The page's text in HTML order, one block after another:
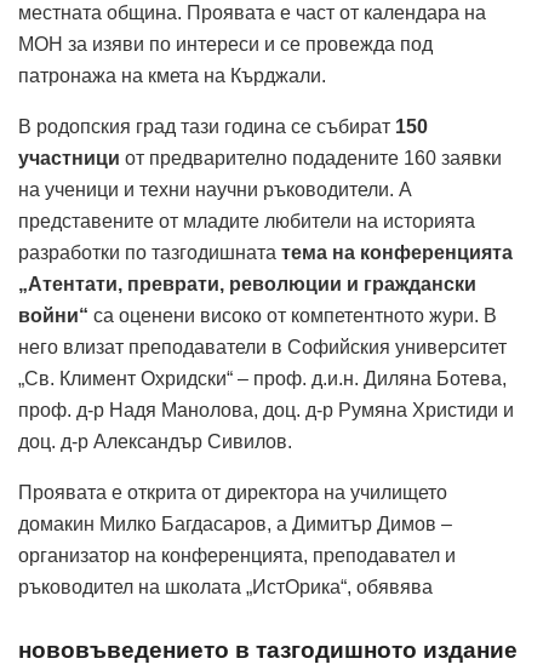
местната община. Проявата е част от календара на
МОН за изяви по интереси и се провежда под
патронажа на кмета на Кърджали.
В родопския град тази година се събират 150
участници от предварително подадените 160 заявки
на ученици и техни научни ръководители. А
представените от младите любители на историята
разработки по тазгодишната тема на конференцията
„Атентати, преврати, революции и граждански
войни“ са оценени високо от компетентното жури. В
него влизат преподаватели в Софийския университет
„Св. Климент Охридски“ – проф. д.и.н. Диляна Ботева,
проф. д-р Надя Манолова, доц. д-р Румяна Христиди и
доц. д-р Александър Сивилов.
Проявата е открита от директора на училището
домакин Милко Багдасаров, а Димитър Димов –
организатор на конференцията, преподавател и
ръководител на школата „ИстОрика“, обявява
нововъведението в тазгодишното издание